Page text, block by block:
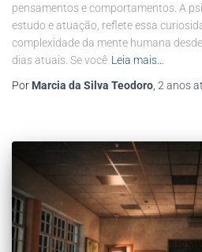
pensamentos e comportamentos. A
estudo e atuação, reflete essa
complexidade da mente humana
dias atuais. Se você Leia mais…
Por Marcia da Silva Teodoro 2 anos